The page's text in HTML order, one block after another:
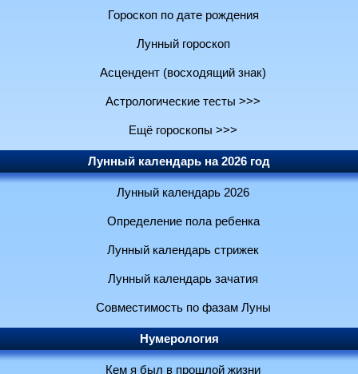
Гороскоп по дате рождения
Лунный гороскоп
Асцендент (восходящий знак)
Астрологические тесты >>>
Ещё гороскопы >>>
Лунный календарь на 2026 год
Лунный календарь 2026
Определение пола ребенка
Лунный календарь стрижек
Лунный календарь зачатия
Совместимость по фазам Луны
Нумерология
Кем я был в прошлой жизни